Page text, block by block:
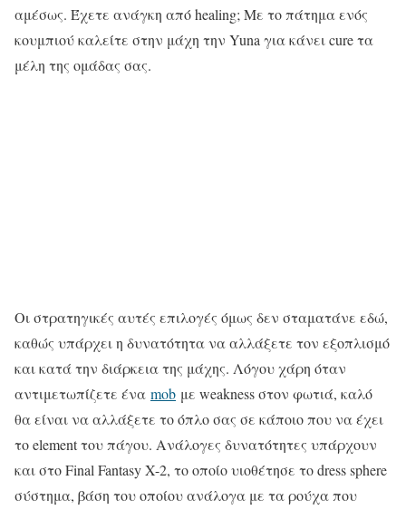
αμέσως. Έχετε ανάγκη από healing; Με το πάτημα ενός
κουμπιού καλείτε στην μάχη την Yuna για κάνει cure τα
μέλη της ομάδας σας.
Οι στρατηγικές αυτές επιλογές όμως δεν σταματάνε εδώ,
καθώς υπάρχει η δυνατότητα να αλλάξετε τον εξοπλισμό
και κατά την διάρκεια της μάχης. Λόγου χάρη όταν
αντιμετωπίζετε ένα mob με weakness στον φωτιά, καλό
θα είναι να αλλάξετε το όπλο σας σε κάποιο που να έχει
το element του πάγου. Ανάλογες δυνατότητες υπάρχουν
και στο Final Fantasy X-2, το οποίο υιοθέτησε το dress sphere
σύστημα, βάση του οποίου ανάλογα με τα ρούχα που